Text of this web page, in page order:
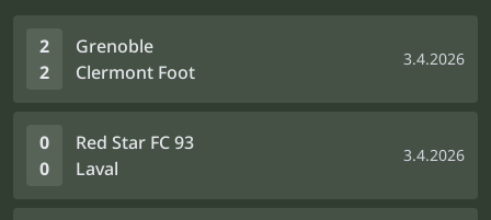
2
2
Grenoble
Clermont Foot
3.4.2026
0
0
Red Star FC 93
Laval
3.4.2026